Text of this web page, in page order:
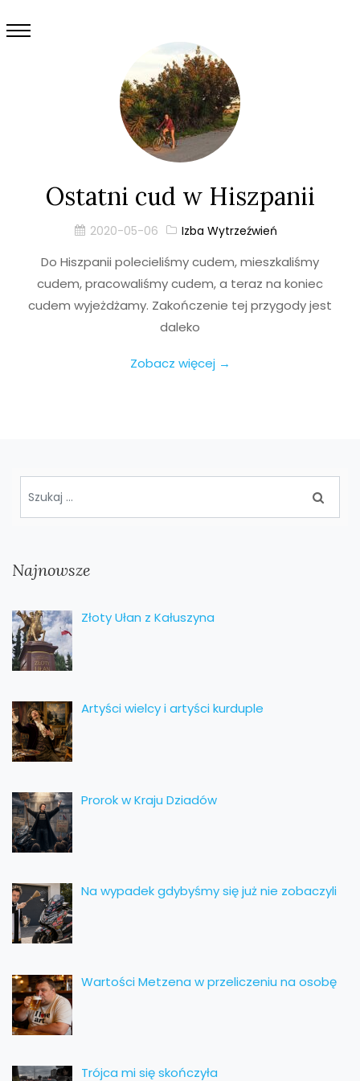
Ostatni cud w Hiszpanii
2020-05-06 Izba Wytrzeźwień
Do Hiszpanii polecieliśmy cudem, mieszkaliśmy
cudem, pracowaliśmy cudem, a teraz na koniec
cudem wyjeżdżamy. Zakończenie tej przygody jest
daleko
Zobacz więcej →
Najnowsze
Złoty Ułan z Kałuszyna
Artyści wielcy i artyści kurduple
Prorok w Kraju Dziadów
Na wypadek gdybyśmy się już nie zobaczyli
Wartości Metzena w przeliczeniu na osobę
Trójca mi się skończyła